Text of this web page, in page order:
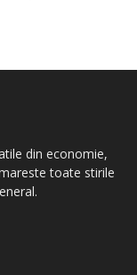
din economie,
toate stirile